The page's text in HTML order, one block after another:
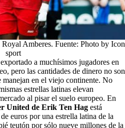
Amberes. Fuente: Photo by Icon
sport
a muchísimos jugadores en
pero las cantidades de dinero no son
manejan en el viejo continente. No
estrellas latinas elevan
al pisar el suelo europeo. En
United de Erik Ten Hag está
euros por una estrella latina de la
teutón por sólo nueve millones de la